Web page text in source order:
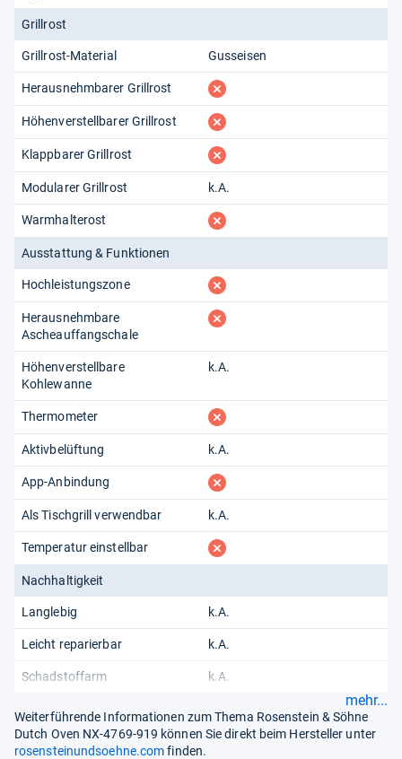
Grillrost
Grillrost-Material Gusseisen
Herausnehmbarer Grillrost fehlt
Höhenverstellbarer Grillrost fehlt
Klappbarer Grillrost fehlt
Modularer Grillrost k.A.
Warmhalterost fehlt
Ausstattung & Funktionen
Hochleistungszone fehlt
Herausnehmbare
Ascheauffangschale
fehlt
Höhenverstellbare
Kohlewanne
k.A.
Thermometer fehlt
Aktivbelüftung k.A.
App-Anbindung fehlt
Als Tischgrill verwendbar k.A.
Temperatur einstellbar fehlt
Nachhaltigkeit
Langlebig k.A.
Leicht reparierbar k.A.
Schadstoffarm k.A.
mehr...
Weiterführende Informationen zum Thema Rosenstein & Söhne
Dutch Oven NX-4769-919 können Sie direkt beim Hersteller unter
rosensteinundsoehne.comfinden.